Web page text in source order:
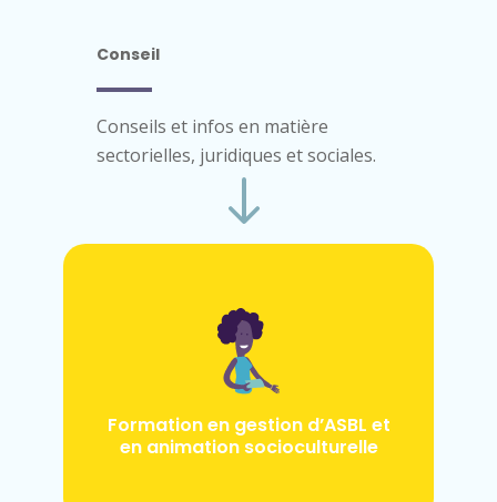
Conseil
Conseils et infos en matière
sectorielles, juridiques et sociales.
Formation en gestion d’ASBL et
en animation socioculturelle